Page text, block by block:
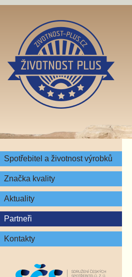
Spotřebitel a životnost výrobků
Značka kvality
Aktuality
Partneři
Kontakty